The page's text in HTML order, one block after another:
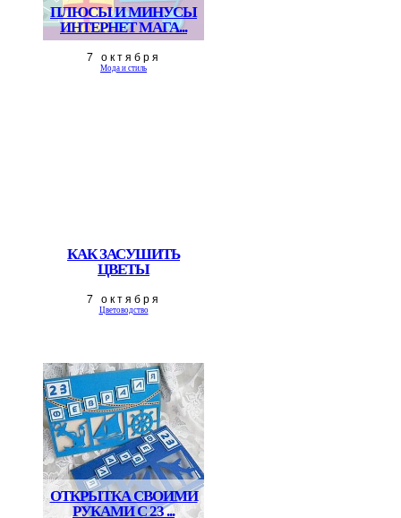
ПЛЮСЫ И МИНУСЫ
ИНТЕРНЕТ МАГА...
7 октября
Мода и стиль
КАК ЗАСУШИТЬ
ЦВЕТЫ
7 октября
Цветоводство
ОТКРЫТКА СВОИМИ
РУКАМИ С 23 ...